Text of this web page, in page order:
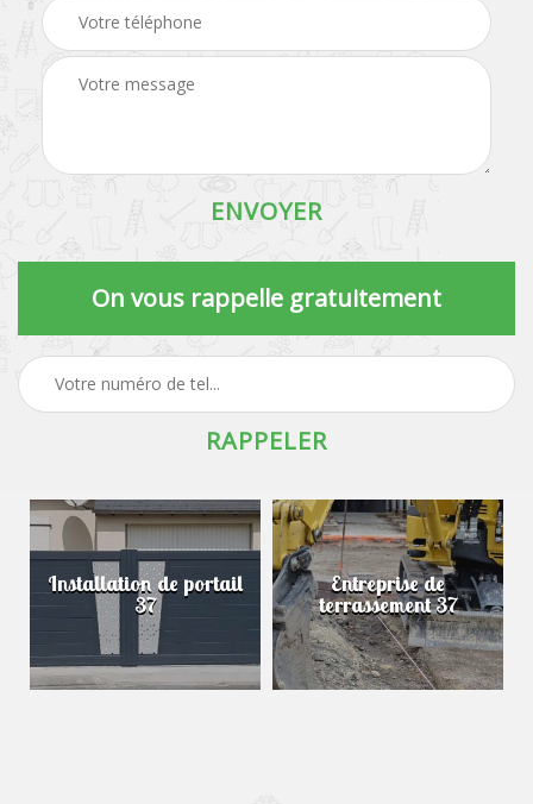
On vous rappelle gratuitement
Installation de portail
37
Entreprise de
terrassement 37